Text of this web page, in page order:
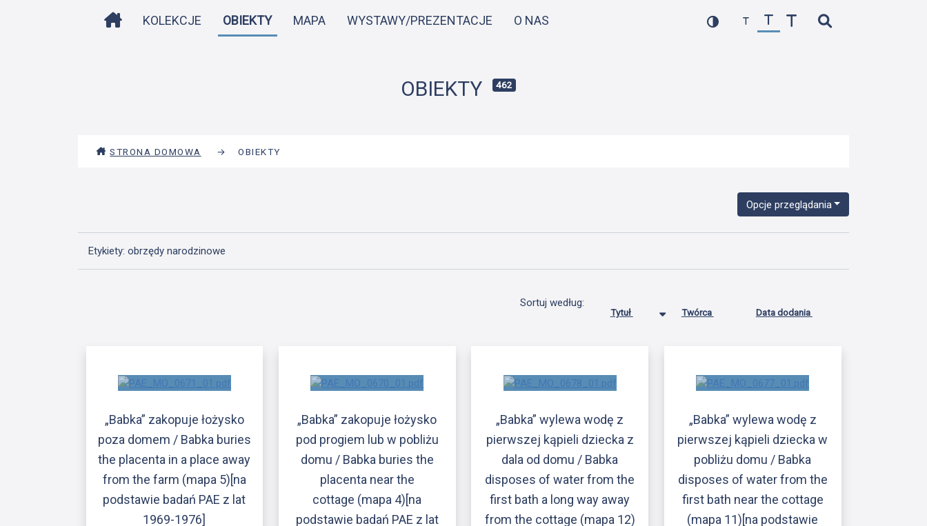
do
STRONA DOMOWA
KOLEKCJE OBIEKTY MAPA WYSTAWY/PREZENTACJE O NAS
OBIEKTY 462
STRONA DOMOWA → OBIEKTY
Opcje przeglądania
Etykiety: obrzędy narodzinowe
Sortuj według:
Tytuł Twórca Data dodania
„Babka” zakopuje łożysko
poza domem / Babka buries
the placenta in a place away
from the farm (mapa 5)[na
podstawie badań PAE z lat
1969-1976]
„Babka” zakopuje łożysko
pod progiem lub w pobliżu
domu / Babka buries the
placenta near the
cottage (mapa 4)[na
podstawie badań PAE z lat
„Babka” wylewa wodę z
pierwszej kąpieli dziecka z
dala od domu / Babka
disposes of water from the
first bath a long way away
from the cottage (mapa 12)
„Babka” wylewa wodę z
pierwszej kąpieli dziecka w
pobliżu domu / Babka
disposes of water from the
first bath near the cottage
(mapa 11)[na podstawie